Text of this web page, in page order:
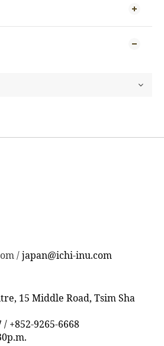
/japan@ichi-inu.com
15 Middle Road, Tsim Sha
/ +852-9265-6668